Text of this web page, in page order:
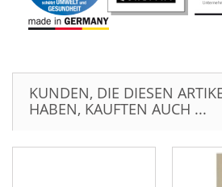
KUNDEN, DIE DIESEN
HABEN, KAUFTEN AUCH ...